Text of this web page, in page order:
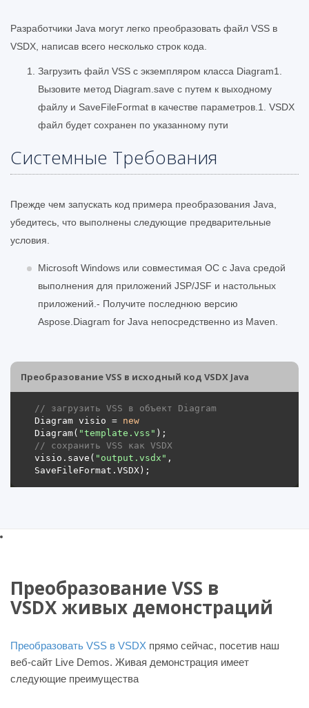
Разработчики Java могут легко преобразовать файл VSS в
VSDX, написав всего несколько строк кода.
Загрузить файл VSS с экземпляром класса Diagram1.
Вызовите метод Diagram.save с путем к выходному
файлу и SaveFileFormat в качестве параметров.1. VSDX
файл будет сохранен по указанному пути
Системные Требования
Прежде чем запускать код примера преобразования Java,
убедитесь, что выполнены следующие предварительные
условия.
Microsoft Windows или совместимая ОС с Java средой
выполнения для приложений JSP/JSF и настольных
приложений.- Получите последнюю версию
Aspose.Diagram for Java непосредственно из Maven.
Преобразование VSS в исходный код VSDX Java
// загрузить VSS в объект Diagram
Diagram visio = new
Diagram( "template.vss"
// сохранить VSS как VSDX
visio.save( "output.vsdx" ,
Преобразование VSS в
VSDX живых демонстраций
Преобразовать VSS в VSDX прямо сейчас, посетив наш
веб-сайт Live Demos. Живая демонстрация имеет
следующие преимущества